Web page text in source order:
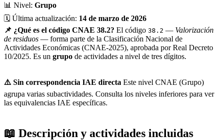
📊 Nivel: Grupo
🗓️ Última actualización: 14 de marzo de 2026
📌 ¿Qué es el código CNAE 38.2? El código 38.2 — Valorización
de residuos — forma parte de la Clasificación Nacional de
Actividades Económicas (CNAE-2025), aprobada por Real Decreto
10/2025. Es un grupo de actividades a nivel de tres dígitos.
⚠️ Sin correspondencia IAE directa Este nivel CNAE (Grupo)
agrupa varias subactividades. Consulta los niveles inferiores para ver
las equivalencias IAE específicas.
📖 Descripción y actividades incluidas